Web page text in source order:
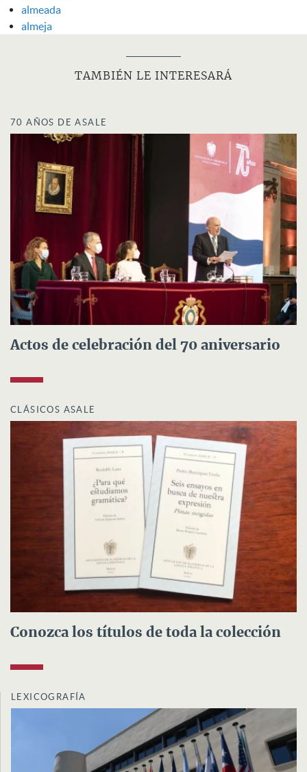
almeada
almeja
TAMBIÉN LE INTERESARÁ
70 AÑOS DE ASALE
Actos de celebración del 70 aniversario
CLÁSICOS ASALE
Conozca los títulos de toda la colección
LEXICOGRAFÍA